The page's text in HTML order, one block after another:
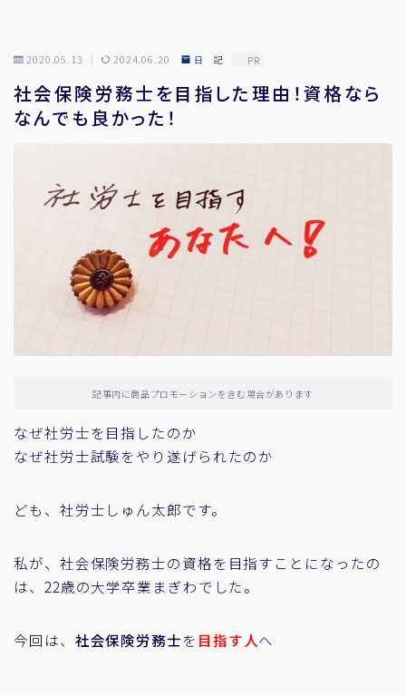
2020.05.13 2024.06.20 日 記 PR
社会保険労務士を目指した理由！資格なら
なんでも良かった！
記事内に商品プロモーションを含む場合があります
なぜ社労士を目指したのか
なぜ社労士試験をやり遂げられたのか
ども、社労士しゅん太郎です。
私が、社会保険労務士の資格を目指すことになったの
は、22歳の大学卒業まぎわでした。
今回は、 社会保険労務士を 目指す人へ